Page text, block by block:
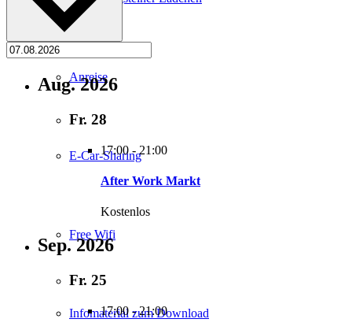
Anreise
E-Car-Sharing
Free Wifi
Infomaterial zum Download
Aug. 2026
Fr. 28
17:00 - 21:00
After Work Markt
Kostenlos
Sep. 2026
Fr. 25
17:00 -21:00